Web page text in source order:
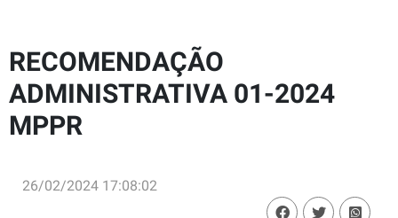
RECOMENDAÇÃO
ADMINISTRATIVA 01-2024
MPPR
26/02/2024 17:08:02